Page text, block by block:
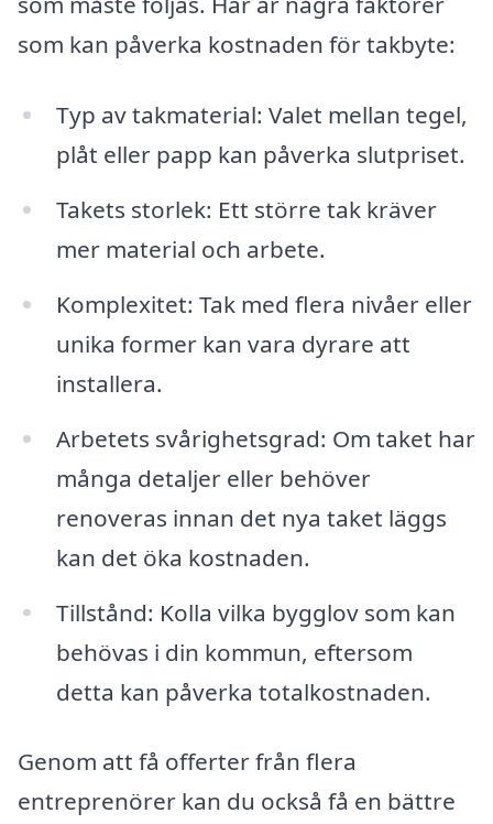
som kan påverka kostnaden för takbyte:
Typ av takmaterial: Valet mellan tegel,
plåt eller papp kan påverka slutpriset.
Takets storlek: Ett större tak kräver
mer material och arbete.
Komplexitet: Tak med flera nivåer eller
unika former kan vara dyrare att
installera.
Arbetets svårighetsgrad: Om taket har
många detaljer eller behöver
renoveras innan det nya taket läggs
kan det öka kostnaden.
Tillstånd: Kolla vilka bygglov som kan
behövas i din kommun, eftersom
detta kan påverka totalkostnaden.
Genom att få offerter från flera
entreprenörer kan du också få en bättre